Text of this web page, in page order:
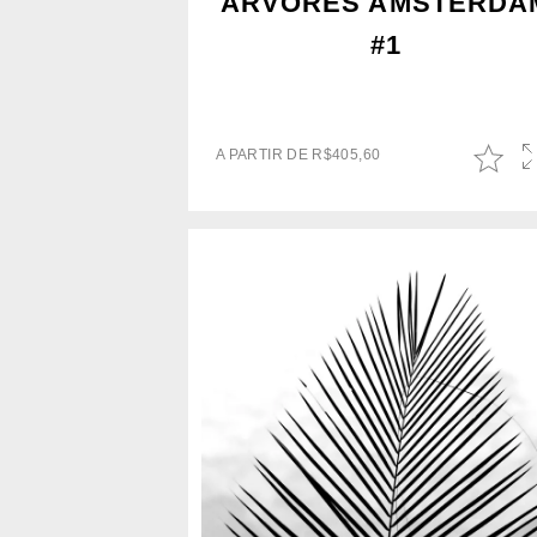
#1
A PARTIR DE R$405,60